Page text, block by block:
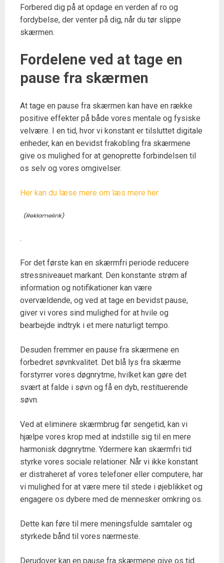
Forbered dig på at opdage en verden af ro og
fordybelse, der venter på dig, når du tør slippe
skærmen.
Fordelene ved at tage en
pause fra skærmen
At tage en pause fra skærmen kan have en række
positive effekter på både vores mentale og fysiske
velvære. I en tid, hvor vi konstant er tilsluttet digitale
enheder, kan en bevidst frakobling fra skærmene
give os mulighed for at genoprette forbindelsen til
os selv og vores omgivelser.
Her kan du læse mere om læs mere her
.
For det første kan en skærmfri periode reducere
stressniveauet markant. Den konstante strøm af
information og notifikationer kan være
overvældende, og ved at tage en bevidst pause,
giver vi vores sind mulighed for at hvile og
bearbejde indtryk i et mere naturligt tempo.
Desuden fremmer en pause fra skærmene en
forbedret søvnkvalitet. Det blå lys fra skærme
forstyrrer vores døgnrytme, hvilket kan gøre det
svært at falde i søvn og få en dyb, restituerende
søvn.
Ved at eliminere skærmbrug før sengetid, kan vi
hjælpe vores krop med at indstille sig til en mere
harmonisk døgnrytme. Ydermere kan skærmfri tid
styrke vores sociale relationer. Når vi ikke konstant
er distraheret af vores telefoner eller computere, har
vi mulighed for at være mere til stede i øjeblikket og
engagere os dybere med de mennesker omkring os.
Dette kan føre til mere meningsfulde samtaler og
styrkede bånd til vores nærmeste.
Derudover kan en pause fra skærmene give os tid